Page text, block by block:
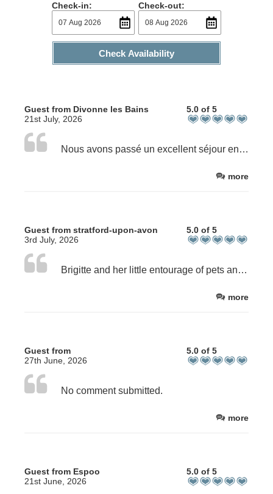
Check-in: Check-out:
Check Availability
Guest from Divonne les Bains
21st July, 2026
5.0 of 5
Nous avons passé un excellent séjour en famille. Tout était parfait. Très belle villa et magnifique jardin et piscine. Nous avons apprécié l’ambiance chaleureuse et la proximité de l’océan. Nous reviendrons.
more
Guest from stratford-upon-avon
3rd July, 2026
5.0 of 5
Brigitte and her little entourage of pets and staff, run a superb b&b. Comfortable, stylish with delicious breakfast and great pool and terrace all create the perfect holiday environment. Thank you again!
more
Guest from
27th June, 2026
5.0 of 5
No comment submitted.
more
Guest from Espoo
21st June, 2026
5.0 of 5